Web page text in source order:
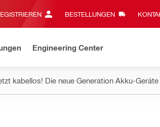
BESTELLUNGEN
Engineering Center
kabellos! Die neue Generation Akku-Geräte